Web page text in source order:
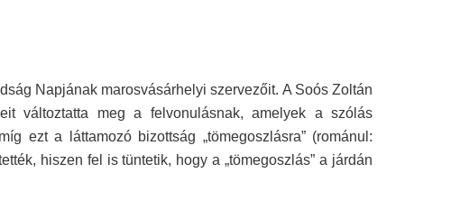
Napjának marosvásárhelyi szervezőit. A Soós Zoltán
változtatta meg a felvonulásnak, amelyek a szólás
ezt a láttamozó bizottság „tömegoszlásra” (románul:
hiszen fel is tüntetik, hogy a „tömegoszlás” a járdán